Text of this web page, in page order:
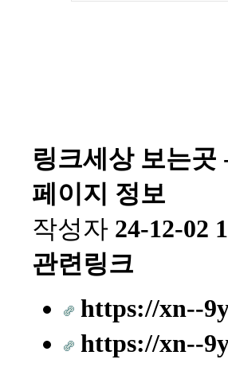
링크세상 보는곳
페이지 정보
작성자 24-12-02
관련링크
https://xn--
https://xn--